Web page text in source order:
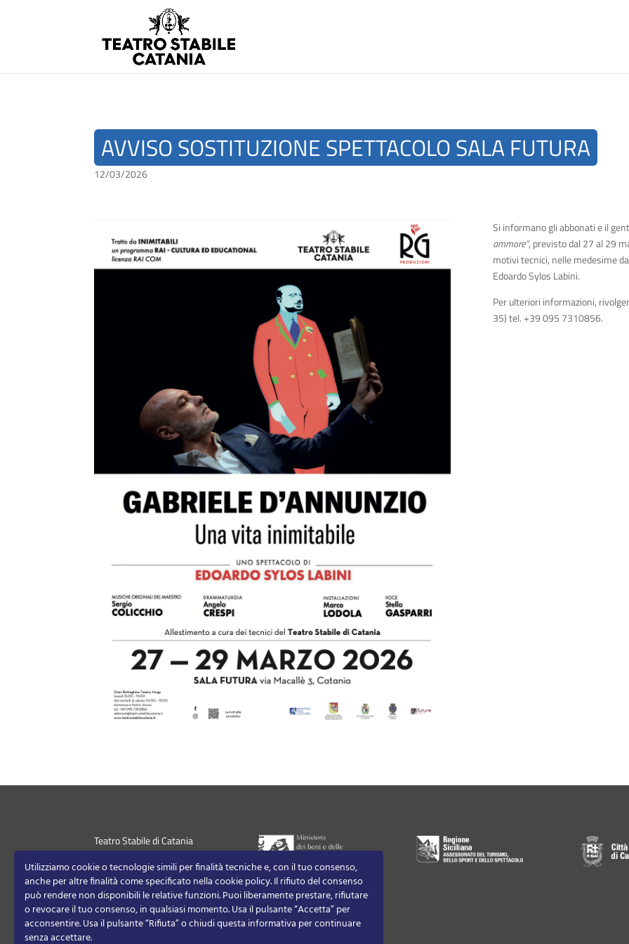
AVVISO SOSTITUZIONE SPETTACOLO SALA FUTURA
12/03/2026
Si informano gli abbonati e il
ammore”, previsto dal 27 al 29
motivi tecnici, nelle medesime
Edoardo Sylos Labini.
Per ulteriori informazioni,
35) tel. +39 095 7310856.
Teatro Stabile di Catania
info@teatrostabilecatania.it
P.IVA/CF 00179020870
Contatti
Utilizziamo cookie o tecnologie simili per finalità tecniche e, con il tuo consenso,
anche per altre finalità come specificato nella cookie policy. Il rifiuto del consenso
può rendere non disponibili le relative funzioni.Puoi liberamente prestare, rifiutare
o revocare il tuo consenso, in qualsiasi momento.Usa il pulsante “Accetta” per
acconsentire. Usa il pulsante “Rifiuta” o chiudi questa informativa per continuare
senza accettare.